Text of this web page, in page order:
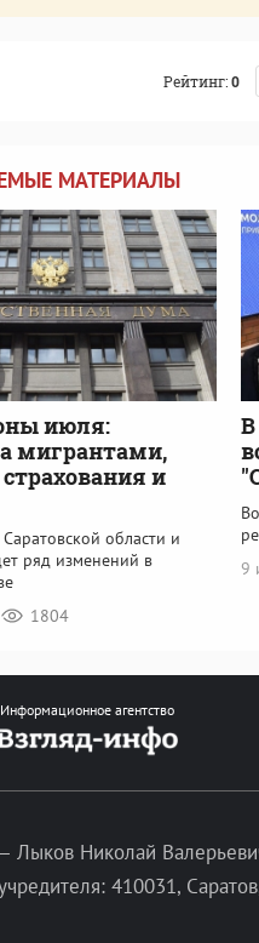
Рейтинг:0
МАТЕРИАЛЫ
июля:
мигрантами,
и
области и
ряд изменений в
1804
9
Информационное агентство
Лыков Николай
410031,